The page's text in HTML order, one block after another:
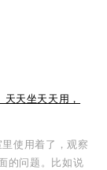
天坐天天用，
使用着了，观察
的问题。比如说